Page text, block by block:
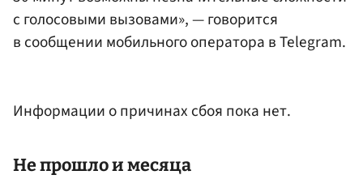
с голосовыми вызовами», — говорится
в сообщении мобильного оператора в Telegram.
Информации о причинах сбоя пока нет.
Не прошло и месяца